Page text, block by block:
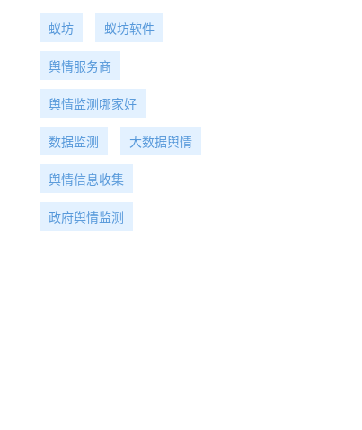
蚁坊 蚁坊软件
舆情服务商
舆情监测哪家好
数据监测 大数据舆情
舆情信息收集
政府舆情监测